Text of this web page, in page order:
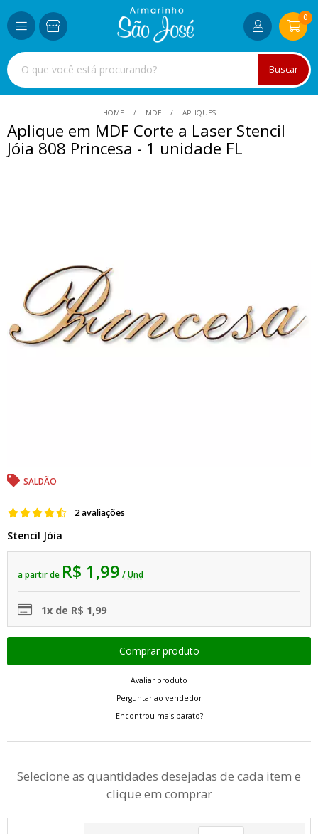
Buscar
0
HOME MDF APLIQUES
Aplique em MDF Corte a Laser Stencil
Jóia 808 Princesa - 1 unidade FL
SALDÃO
2 avaliações
Stencil Jóia
a partir de R$ 1,99 / Und
1x de R$ 1,99
Avaliar produto
Perguntar ao vendedor
Encontrou mais barato?
Selecione as quantidades desejadas de cada item e
clique em comprar